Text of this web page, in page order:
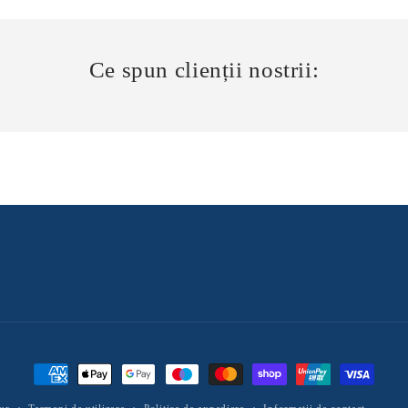
Ce spun clienții nostrii:
Metode